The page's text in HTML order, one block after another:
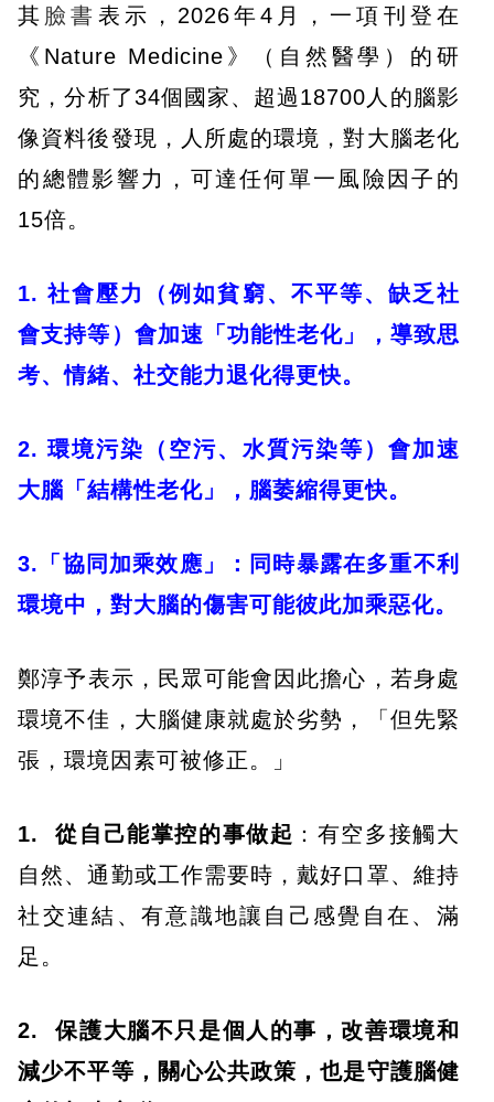
其 臉書 表示，2026年4月，一項刊登在
《Nature Medicine》（自然醫學）的研
究，分析了34個國家、超過18700人的腦影
像資料後發現，人所處的環境，對大腦老化
的總體影響力，可達任何單一風險因子的
15倍。
1. 社會壓力（例如貧窮、不平等、缺乏社
會支持等）會加速「功能性老化」，導致思
考、情緒、社交能力退化得更快。
​2. 環境污染（空污、水質污染等）會加速
大腦「結構性老化」，腦萎縮得更快。
3.「協同加乘效應」：同時暴露在多重不利
環境中，對大腦的傷害可能彼此加乘惡化。
​鄭淳予表示，民眾可能會因此擔心，若身處
環境不佳，大腦健康就處於劣勢，「但先緊
張，環境因素可被修正。」
1. 從自己能掌控的事做起 ：有空多接觸大
自然、通勤或工作需要時，戴好口罩、維持
社交連結、有意識地讓自己感覺自在、滿
足。
2. 保護大腦不只是個人的事，改善環境和
減少不平等，關心公共政策，也是守護腦健